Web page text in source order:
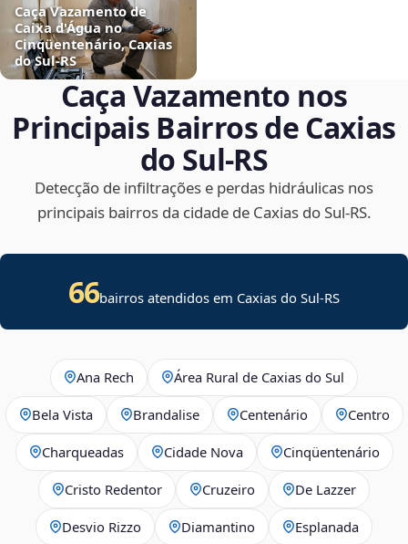
Caça Vazamento de
Caixa d'Água no
Cinqüentenário, Caxias
do Sul‑RS
Caça Vazamento nos
Principais Bairros de Caxias
do Sul‑RS
Detecção de infiltrações e perdas hidráulicas nos
principais bairros da cidade de Caxias do Sul‑RS.
66bairros atendidos em Caxias do Sul-RS
Ana Rech Área Rural de Caxias do Sul
Bela Vista Brandalise Centenário Centro
Charqueadas Cidade Nova Cinqüentenário
Cristo Redentor Cruzeiro De Lazzer
Desvio Rizzo Diamantino Esplanada